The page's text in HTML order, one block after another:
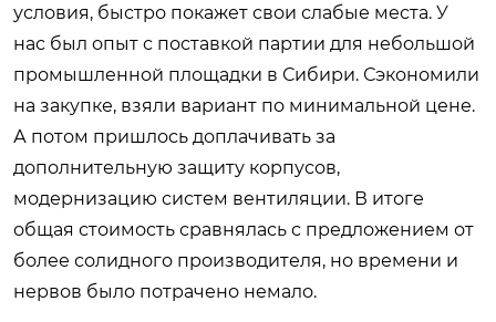
условия, быстро покажет свои слабые места. У
нас был опыт с поставкой партии для небольшой
промышленной площадки в Сибири. Сэкономили
на закупке, взяли вариант по минимальной цене.
А потом пришлось доплачивать за
дополнительную защиту корпусов,
модернизацию систем вентиляции. В итоге
общая стоимость сравнялась с предложением от
более солидного производителя, но времени и
нервов было потрачено немало.